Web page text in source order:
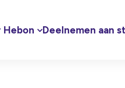
Hebon Deelnemen aan